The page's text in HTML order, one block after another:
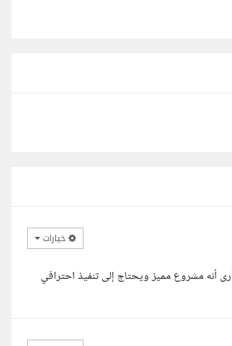
خيارات
أنه مشروع مميز ويحتاج إلى تنفيذ احترافي